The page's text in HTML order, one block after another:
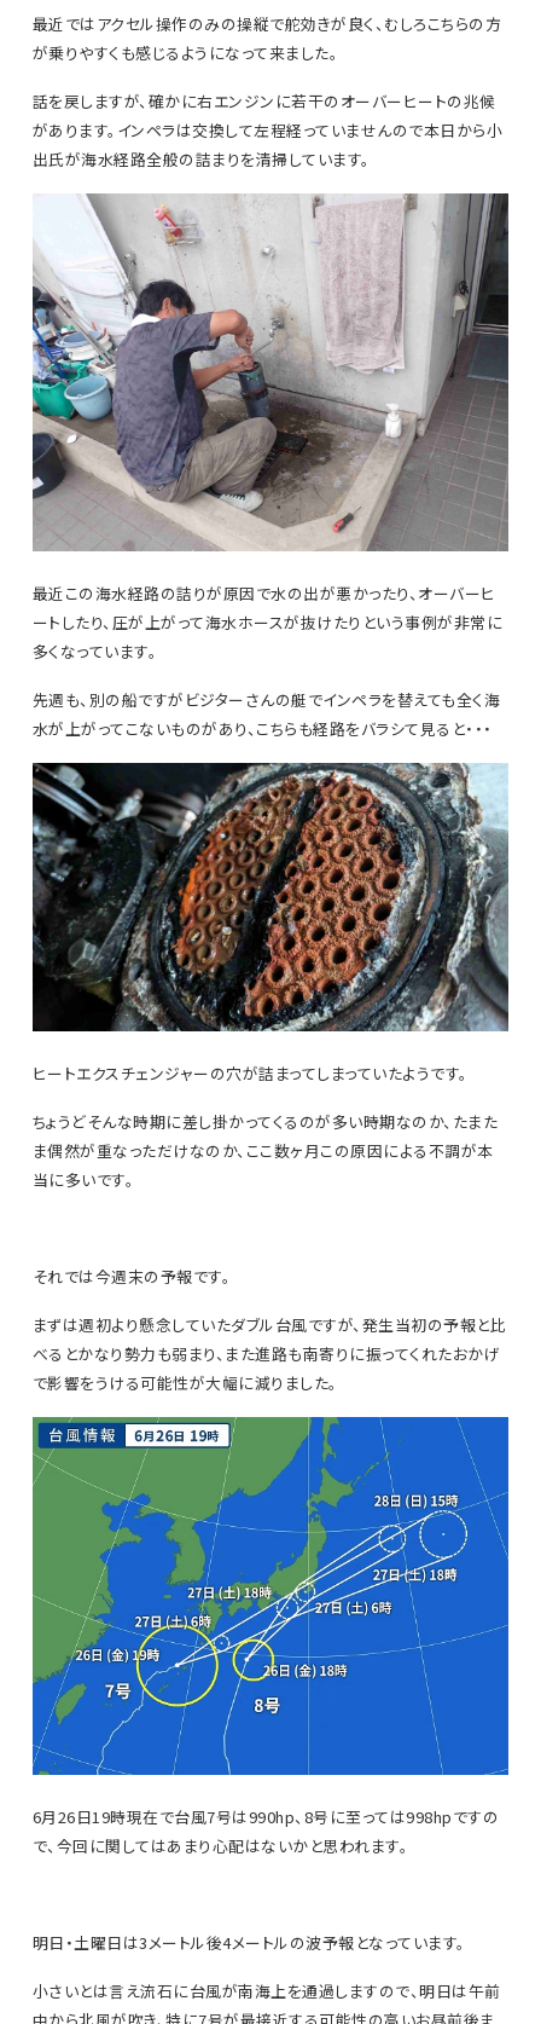
最近ではアクセル操作のみの操縦で舵効きが良く、むしろこちらの方
が乗りやすくも感じるようになって来ました。
話を戻しますが、確かに右エンジンに若干のオーバーヒートの兆候
があります。インペラは交換して左程経っていませんので本日から小
出氏が海水経路全般の詰まりを清掃しています。
最近この海水経路の詰りが原因で水の出が悪かったり、オーバーヒ
ートしたり、圧が上がって海水ホースが抜けたりという事例が非常に
多くなっています。
先週も、別の船ですがビジターさんの艇でインペラを替えても全く海
水が上がってこないものがあり、こちらも経路をバラシて見ると・・・
ヒートエクスチェンジャーの穴が詰まってしまっていたようです。
ちょうどそんな時期に差し掛かってくるのが多い時期なのか、たまた
ま偶然が重なっただけなのか、ここ数ヶ月この原因による不調が本
当に多いです。
それでは今週末の予報です。
まずは週初より懸念していたダブル台風ですが、発生当初の予報と比
べるとかなり勢力も弱まり、また進路も南寄りに振ってくれたおかげ
で影響をうける可能性が大幅に減りました。
6月26日19時現在で台風7号は990hp、8号に至っては998hpですの
で、今回に関してはあまり心配はないかと思われます。
明日・土曜日は3メートル後4メートルの波予報となっています。
小さいとは言え流石に台風が南海上を通過しますので、明日は午前